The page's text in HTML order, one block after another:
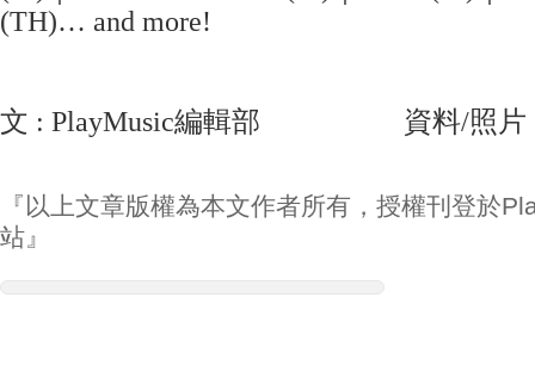
(TH)… and more!
文 : PlayMusic編輯部 資料/照片 :
『以上文章版權為本文作者所有，授權刊登於
站』